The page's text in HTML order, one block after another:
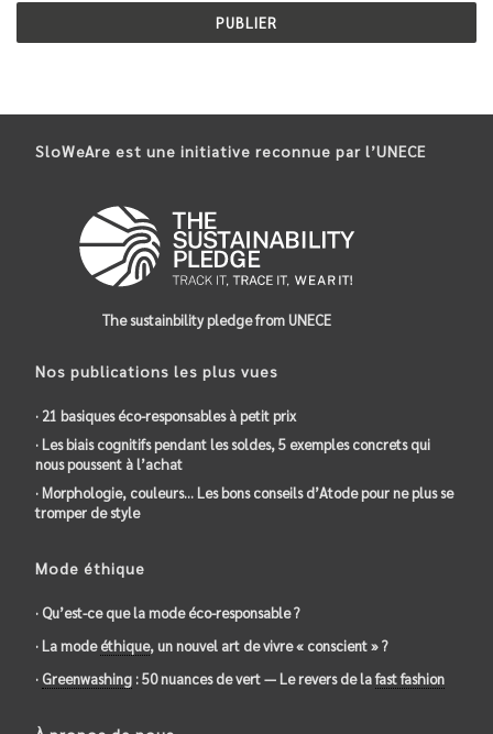
SloWeAre est une initiative reconnue par l’UNECE
The sustainbility pledge from UNECE
Nos publications les plus vues
· 21 basiques éco-responsables à petit prix
· Les biais cognitifs pendant les soldes, 5 exemples concrets qui
nous poussent à l’achat
· Morphologie, couleurs… Les bons conseils d’Atode pour ne plus se
tromper de style
Mode éthique
· Qu’est-ce que la mode éco-responsable ?
· La modeéthique, un nouvel art de vivre « conscient » ?
· Greenwashing : 50 nuances de vert — Le revers de lafast fashion